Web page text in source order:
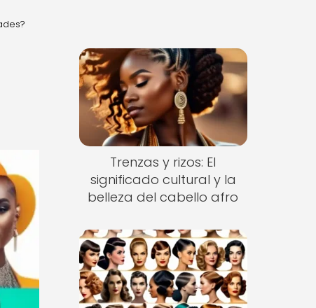
Trenzas y rizos: El
significado cultural y la
belleza del cabello afro